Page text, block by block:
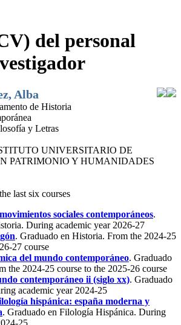
del personal
Alba
de Historia
y Letras
UNIVERSITARIO DE
PATRIMONIO Y HUMANIDADES
last six courses
sociales contemporáneos.
During academic year 2026-27
. Graduado en Historia. From the 2024-25
27 course
del mundo contemporáneo. Graduado
the 2024-25 course to the 2025-26 course
contemporáneo ii (siglo xx). Graduado
academic year 2024-25
hispánica: españa moderna y
. Graduado en Filología Hispánica. During
25